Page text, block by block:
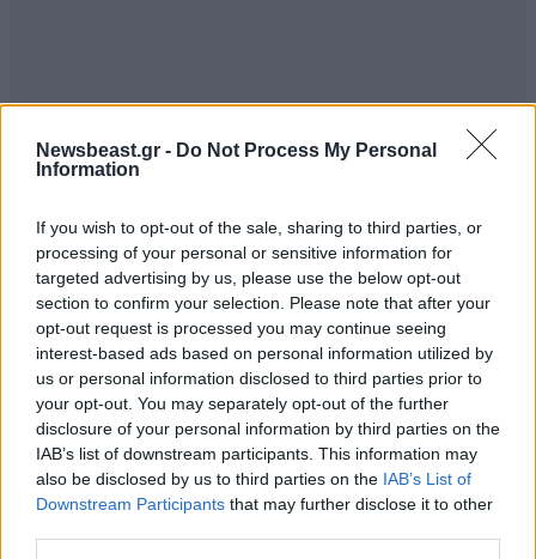
Newsbeast.gr - Do Not Process My Personal
Information
If you wish to opt-out of the sale, sharing to third parties, or
processing of your personal or sensitive information for
targeted advertising by us, please use the below opt-out
section to confirm your selection. Please note that after your
opt-out request is processed you may continue seeing
interest-based ads based on personal information utilized by
us or personal information disclosed to third parties prior to
your opt-out. You may separately opt-out of the further
disclosure of your personal information by third parties on the
IAB’s list of downstream participants. This information may
also be disclosed by us to third parties on the IAB’s List of
Downstream Participants that may further disclose it to other